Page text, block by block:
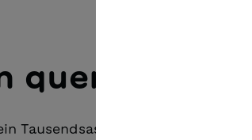
querlesen
Tausendsassa wie kein anderer